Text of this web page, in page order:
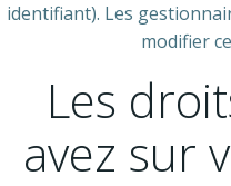
identifiant). Les
modifier
Les
avez sur